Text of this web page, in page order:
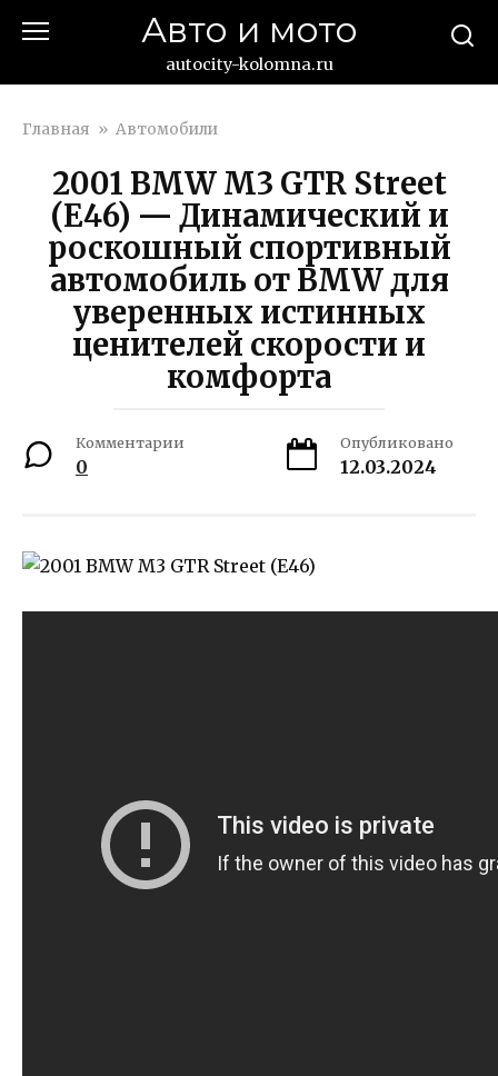
Авто и мото
autocity-kolomna.ru
Главная » Автомобили
2001 BMW M3 GTR Street
(E46) — Динамический и
роскошный спортивный
автомобиль от BMW для
уверенных истинных
ценителей скорости и
комфорта
Комментарии
0
Опубликовано
12.03.2024